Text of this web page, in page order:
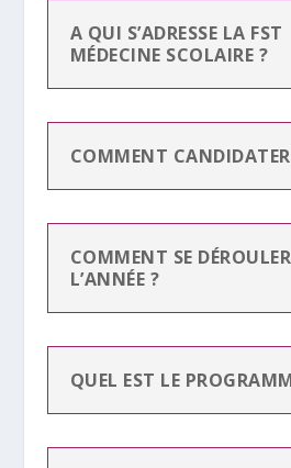
A QUI S’ADRESSE LA FST
MÉDECINE SCOLAIRE ?
COMMENT
COMMENT SE
L’ANNÉE ?
QUEL EST LE